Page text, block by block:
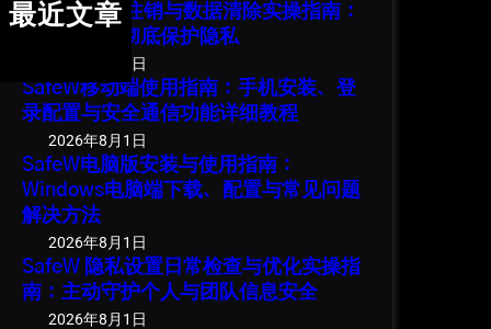
最近文章
SafeW 账号注销与数据清除实操指南：
安全退出并彻底保护隐私
2026年8月1日
SafeW移动端使用指南：手机安装、登
录配置与安全通信功能详细教程
2026年8月1日
SafeW电脑版安装与使用指南：
Windows电脑端下载、配置与常见问题
解决方法
2026年8月1日
SafeW 隐私设置日常检查与优化实操指
南：主动守护个人与团队信息安全
2026年8月1日